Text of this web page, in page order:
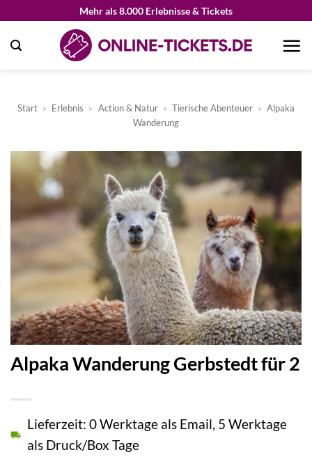
springen
Mehr als 8.000 Erlebnisse & Tickets
Start » Erlebnis » Action & Natur » Tierische Abenteuer » Alpaka
Wanderung
Alpaka Wanderung Gerbstedt für 2
Lieferzeit: 0 Werktage als Email, 5 Werktage
als Druck/Box Tage